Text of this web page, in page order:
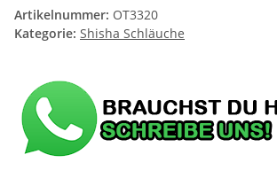
Artikelnummer: OT3320
Kategorie: Shisha Schläuche